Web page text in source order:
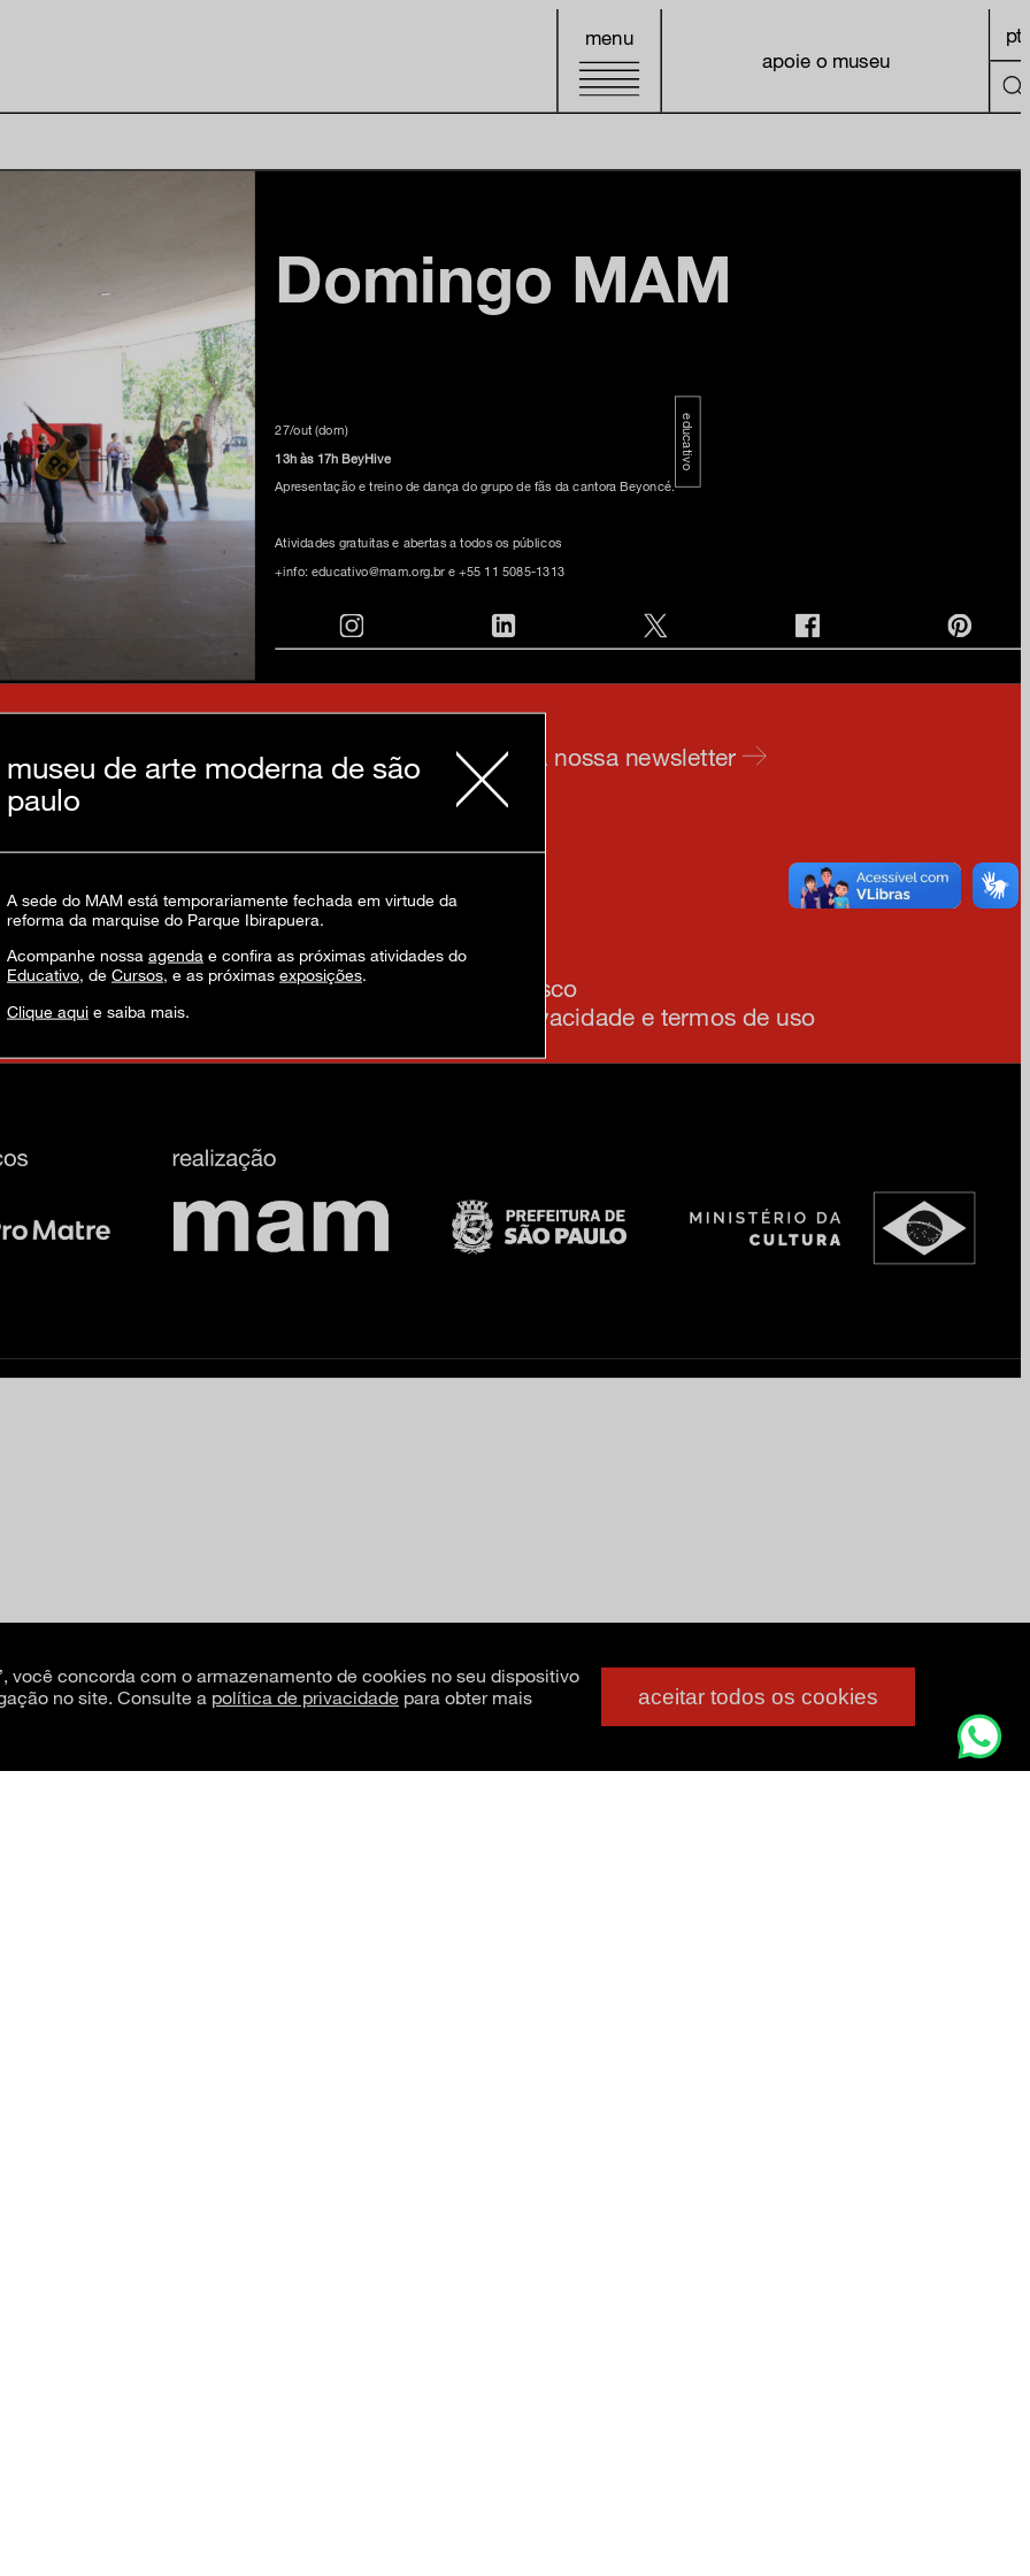
menu
apoie o museu
pt
Domingo MAM
27/out (dom)
13h às 17h BeyHive
Apresentação e treino de dança do grupo de fãs da cantora Beyoncé.
Atividades gratuitas e abertas a todos os públicos
+info: educativo@mam.org.br e +55 11 5085-1313
educativo
& culture
inscreva-se na nossa newsletter
imprensa
contato
trabalhe conosco
política de privacidade e termos de uso
museu de arte moderna de são
paulo
A sede do MAM está temporariamente fechada em virtude da
reforma da marquise do Parque Ibirapuera.
Acompanhe nossa agenda e confira as próximas atividades do
Educativo, de Cursos, e as próximas exposições.
Clique aqui e saiba mais.
você concorda com o armazenamento de cookies no seu dispositivo
no site. Consulte a política de privacidade para obter mais
aceitar todos os cookies